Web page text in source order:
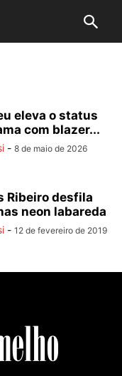
eleva o status
com blazer...
- 8 de maio de 2026
Ribeiro desfila
neon labareda
- 12 de fevereiro de 2019